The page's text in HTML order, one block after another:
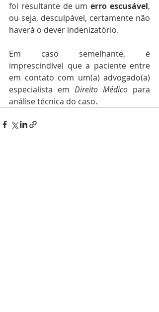
foi resultante de um erro escusável,
ou seja, desculpável, certamente não
haverá o dever indenizatório.
Em caso semelhante, é
imprescindível que a paciente entre
em contato com um(a) advogado(a)
especialista em Direito Médico para
análise técnica do caso.